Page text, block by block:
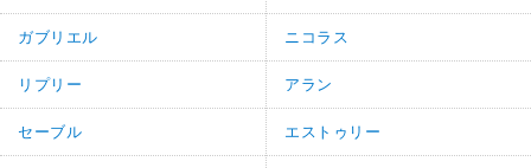
ガブリエル ニコラス
リプリー アラン
セーブル エストゥリー